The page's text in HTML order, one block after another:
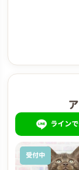
ライン
受付中